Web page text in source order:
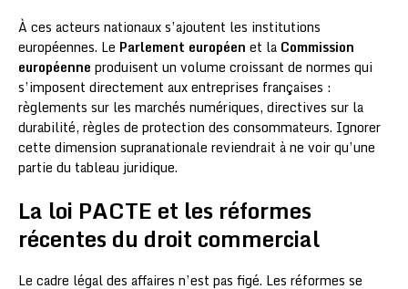
À ces acteurs nationaux s’ajoutent les institutions
européennes. Le Parlement européen et la Commission
européenne produisent un volume croissant de normes qui
s’imposent directement aux entreprises françaises :
règlements sur les marchés numériques, directives sur la
durabilité, règles de protection des consommateurs. Ignorer
cette dimension supranationale reviendrait à ne voir qu’une
partie du tableau juridique.
La loi PACTE et les réformes
récentes du droit commercial
Le cadre légal des affaires n’est pas figé. Les réformes se